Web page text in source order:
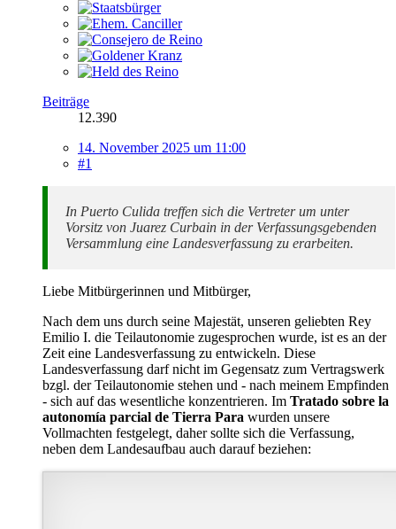
Beiträge
12.390
14. November 2025 um 11:00
#1
In Puerto Culida treffen sich die Vertreter um unter
Vorsitz von Juarez Curbain in der Verfassungsgebenden
Versammlung eine Landesverfassung zu erarbeiten.
Liebe Mitbürgerinnen und Mitbürger,
Nach dem uns durch seine Majestät, unseren geliebten Rey
Emilio I. die Teilautonomie zugesprochen wurde, ist es an der
Zeit eine Landesverfassung zu entwickeln. Diese
Landesverfassung darf nicht im Gegensatz zum Vertragswerk
bzgl. der Teilautonomie stehen und - nach meinem Empfinden
- sich auf das wesentliche konzentrieren. Im Tratado sobre la
autonomía parcial de Tierra Para wurden unsere
Vollmachten festgelegt, daher sollte sich die Verfassung,
neben dem Landesaufbau auch darauf beziehen: